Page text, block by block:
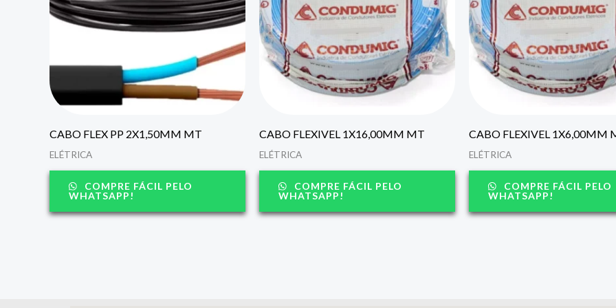
CABO FLEX PP 2X1,50MM MT
ELÉTRICA
COMPRE FÁCIL PELO
WHATSAPP!
CABO FLEXIVEL 1X16,00MM MT
ELÉTRICA
COMPRE FÁCIL PELO
WHATSAPP!
CABO FLEXIVEL 1X6,00MM
ELÉTRICA
COMPRE FÁCIL PELO
WHATSAPP!